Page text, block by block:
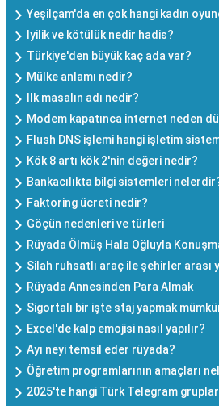
Yeşilçam'da en çok hangi kadın
Iyilik ve kötülük nedir hadis?
Türkiye'den büyük kaç ada var?
Mülke anlamı nedir?
Ilk masalın adı nedir?
Modem kapatınca internet neden
Flush DNS işlemi hangi işletim
Kök 8 artı kök 2'nin değeri nedir?
Bankacılıkta bilgi sistemleri
Faktoring ücreti nedir?
Göçün nedenleri ve türleri
Rüyada Ölmüş Hala Oğluyla
Silah ruhsatlı araç ile şehirler arası
Rüyada Annesinden Para Almak
Sigortalı bir işte staj yapmak
Excel'de kalp emojisi nasıl yapılır?
Ayı neyi temsil eder rüyada?
Öğretim programlarının amaçları
2025'te hangi Türk Telegram